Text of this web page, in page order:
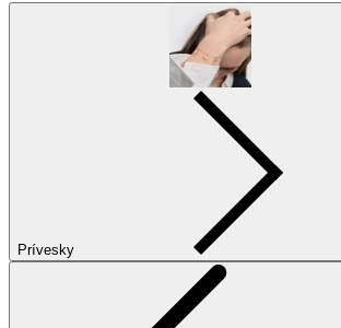
Prívesky